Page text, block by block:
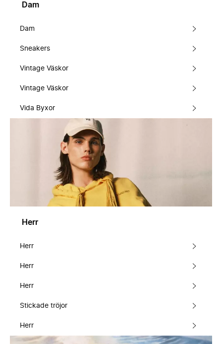
Dam
Dam
Sneakers
Vintage Väskor
Vintage Väskor
Vida Byxor
Herr
Herr
Herr
Herr
Stickade tröjor
Herr